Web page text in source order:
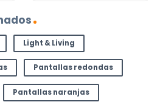
Light & Living
Pantallas redondas
Pantallas naranjas